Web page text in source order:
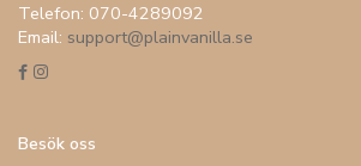
Telefon: 070-4289092
Email: support@plainvanilla.se
Besök oss